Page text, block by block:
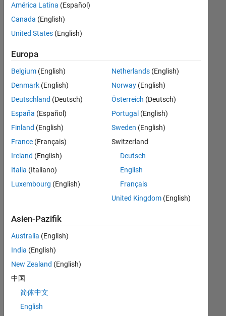
es
keine
offenen
Stellen,
Ihren
Suchkriterien
entsprechen.
können
die
Suchkriterien
weiter
fassen
oder
alle
Stellenangebote
anzeigen .
noch
keine
offenen
Stellen
können,
die
Ihren
América Latina (Español)
Canada (English)
United States (English)
Europa
Belgium (English)
Denmark (English)
Deutschland (Deutsch)
España (Español)
Finland (English)
France (Français)
Ireland (English)
Italia (Italiano)
Luxembourg (English)
Netherlands(English)
Norway(English)
Österreich (Deutsch)
Portugal (English)
Sweden (English)
Switzerland
Deutsch
English
Français
United Kingdom(English)
Asien-Pazifik
Australia (English)
India (English)
New Zealand (English)
中国
简体中文
English